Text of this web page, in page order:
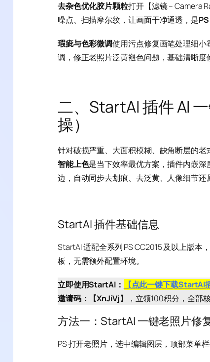
去杂色优化胶片颗粒打开【滤镜 – Camera
噪点、扫描摩尔纹，让画面干净通透，是
瑕疵与色彩微调使用污点修复画笔处理细
调，修正老照片泛黄褪色问题，基础清晰度
二、StartAI 插件 AI
操）
针对破损严重、大面积模糊、缺角断层的老
智能上色是当下效率最优方案，插件内嵌
边，自动同步去划痕、去泛黄、人像细节还
StartAI 插件基础信息
StartAI 适配全系列 PS CC2015 及以上版
板，无需额外配置环境。
立即使用StartAI： 【点此一键下载StartAI
邀请码：【XnJiVj】，立领100积分，全部
方法一：StartAI 一键老照片修
PS 打开老照片，选中编辑图层，顶部菜单